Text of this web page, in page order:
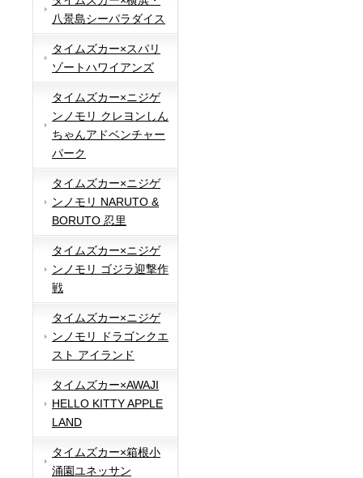
八景島シーパラダイス
タイムズカー×スパリ
ゾートハワイアンズ
タイムズカー×ニジゲ
ンノモリ クレヨンしん
ちゃんアドベンチャー
パーク
タイムズカー×ニジゲ
ンノモリ NARUTO &
BORUTO 忍里
タイムズカー×ニジゲ
ンノモリ ゴジラ迎撃作
戦
タイムズカー×ニジゲ
ンノモリ ドラゴンクエ
スト アイランド
タイムズカー×AWAJI
HELLO KITTY APPLE
LAND
タイムズカー×箱根小
涌園ユネッサン